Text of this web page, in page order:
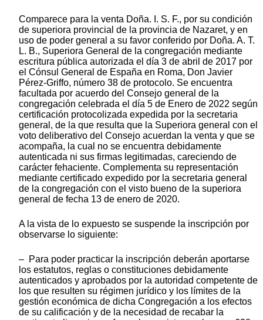
Comparece para la venta Doña. I. S. F., por su condición
de superiora provincial de la provincia de Nazaret, y en
uso de poder general a su favor conferido por Doña. A. T.
L. B., Superiora General de la congregación mediante
escritura pública autorizada el día 3 de abril de 2017 por
el Cónsul General de España en Roma, Don Javier
Pérez-Griffo, número 38 de protocolo. Se encuentra
facultada por acuerdo del Consejo general de la
congregación celebrada el día 5 de Enero de 2022 según
certificación protocolizada expedida por la secretaria
general, de la que resulta que la Superiora general con el
voto deliberativo del Consejo acuerdan la venta y que se
acompaña, la cual no se encuentra debidamente
autenticada ni sus firmas legitimadas, careciendo de
carácter fehaciente. Complementa su representación
mediante certificado expedido por la secretaria general
de la congregación con el visto bueno de la superiora
general de fecha 13 de enero de 2020.
A la vista de lo expuesto se suspende la inscripción por
observarse lo siguiente:
– Para poder practicar la inscripción deberán aportarse
los estatutos, reglas o constituciones debidamente
autenticados y aprobados por la autoridad competente de
los que resulten su régimen jurídico y los límites de la
gestión económica de dicha Congregación a los efectos
de su calificación y de la necesidad de recabar la